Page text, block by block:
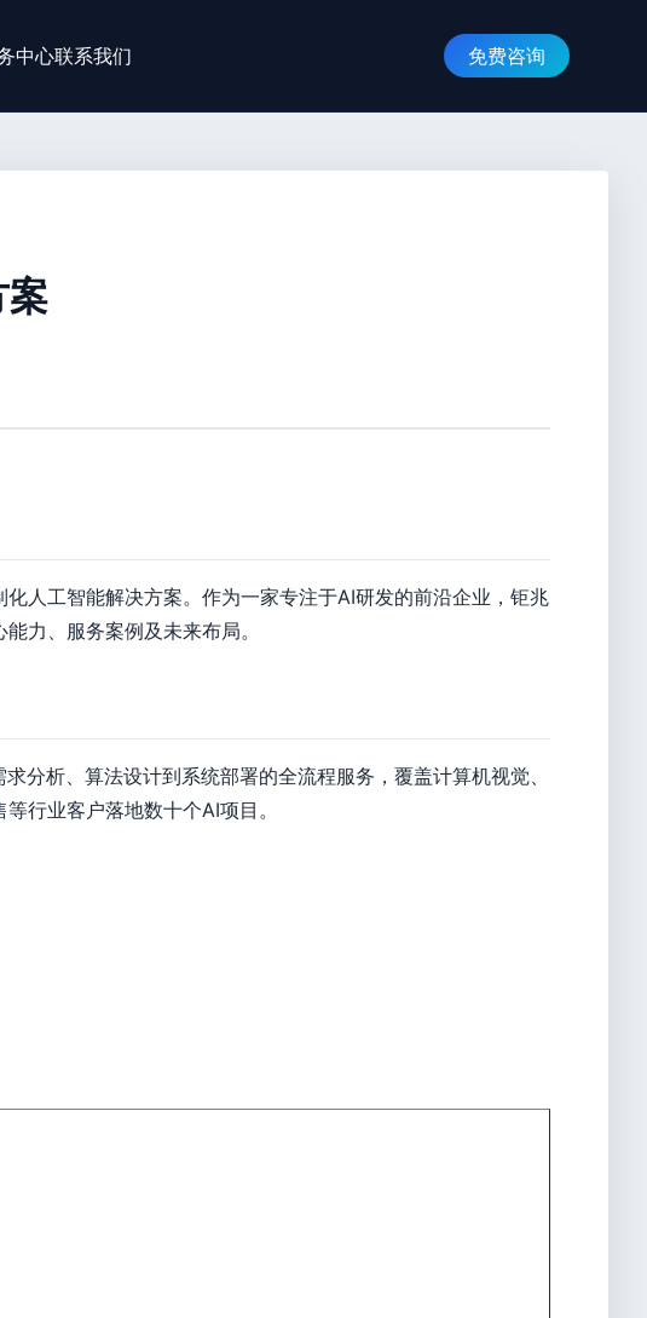
中心联系我们 免费咨询
案
人工智能解决方案。作为一家专注于AI研发的前沿企业，钜兆
力、服务案例及未来布局。
分析、算法设计到系统部署的全流程服务，覆盖计算机视觉、
行业客户落地数十个AI项目。